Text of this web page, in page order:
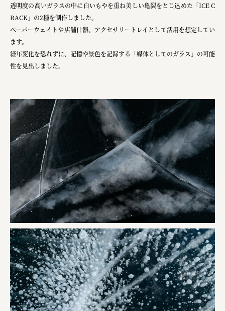
透明度の高いガラスの中に白いもやを重ね美しい亀裂をとじ込めた「ICE C
RACK」の2種を制作しました。
ペーパーウェイトや店舗什器、アクセサリートレイとして活用を想定してい
ます。
経年変化を恐れずに、記憶や景色を記録する「媒体としてのガラス」の可能
性を見出しました。